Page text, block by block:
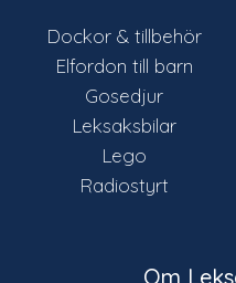
Dockor & tillbehör
Elfordon till barn
Gosedjur
Leksaksbilar
Lego
Radiostyrt
Om